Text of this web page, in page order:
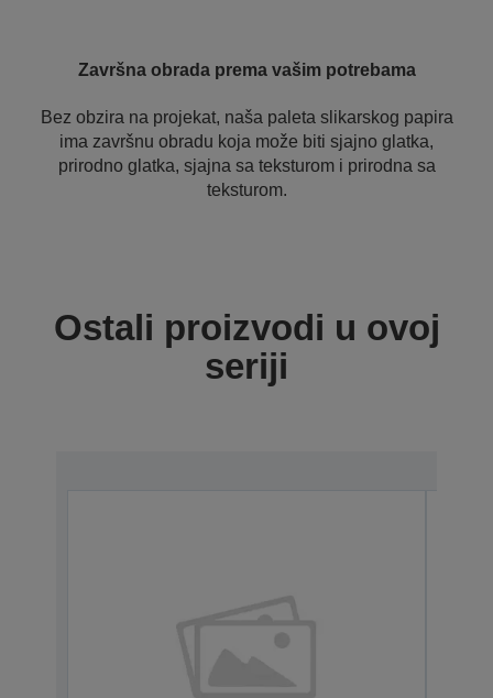
Završna obrada prema vašim potrebama
Bez obzira na projekat, naša paleta slikarskog papira
ima završnu obradu koja može biti sjajno glatka,
prirodno glatka, sjajna sa teksturom i prirodna sa
teksturom.
Ostali proizvodi u ovoj
seriji